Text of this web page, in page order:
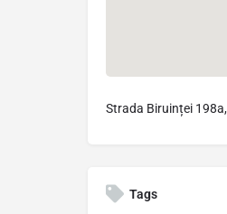
Strada Biruinței
Tags